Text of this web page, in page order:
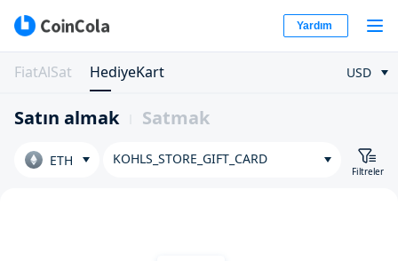
Yardım
FiatAlSat HediyeKart USD
Satın almak Satmak
ETH KOHLS_STORE_GIFT_CARD
Filtreler